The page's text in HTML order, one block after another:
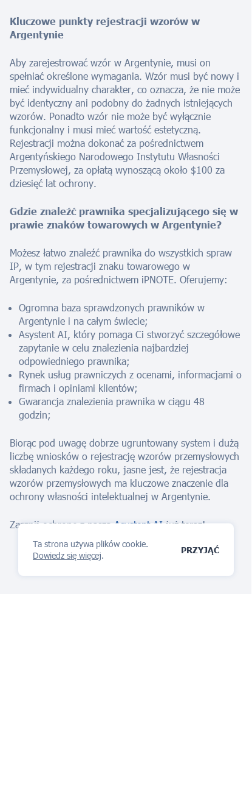
Ta strona używa plików cookie.
Dowiedz się więcej.
PRZYJĄĆ
Kluczowe punkty rejestracji wzorów w
Argentynie
Aby zarejestrować wzór w Argentynie, musi on
spełniać określone wymagania. Wzór musi być nowy i
mieć indywidualny charakter, co oznacza, że nie może
być identyczny ani podobny do żadnych istniejących
wzorów. Ponadto wzór nie może być wyłącznie
funkcjonalny i musi mieć wartość estetyczną.
Rejestracji można dokonać za pośrednictwem
Argentyńskiego Narodowego Instytutu Własności
Przemysłowej, za opłatą wynoszącą około $100 za
dziesięć lat ochrony.
Gdzie znaleźć prawnika specjalizującego się w
prawie znaków towarowych w Argentynie?
Możesz łatwo znaleźć prawnika do wszystkich spraw
IP, w tym rejestracji znaku towarowego w
Argentynie, za pośrednictwem iPNOTE. Oferujemy:
Ogromna baza sprawdzonych prawników w
Argentynie i na całym świecie;
Asystent AI, który pomaga Ci stworzyć szczegółowe
zapytanie w celu znalezienia najbardziej
odpowiedniego prawnika;
Rynek usług prawniczych z ocenami, informacjami o
firmach i opiniami klientów;
Gwarancja znalezienia prawnika w ciągu 48
godzin;
Biorąc pod uwagę dobrze ugruntowany system i dużą
liczbę wniosków o rejestrację wzorów przemysłowych
składanych każdego roku, jasne jest, że rejestracja
wzorów przemysłowych ma kluczowe znaczenie dla
ochrony własności intelektualnej w Argentynie.
Zacznij ochronę z nasząAsystent AIjuż teraz!